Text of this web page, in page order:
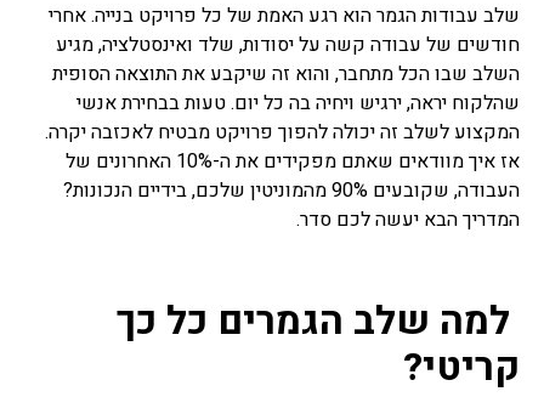
שלב עבודות הגמר הוא רגע האמת של כל פרויקט בנייה. אחרי
חודשים של עבודה קשה על יסודות, שלד ואינסטלציה, מגיע
השלב שבו הכל מתחבר, והוא זה שיקבע את התוצאה הסופית
שהלקוח יראה, ירגיש ויחיה בה כל יום. טעות בבחירת אנשי
המקצוע לשלב זה יכולה להפוך פרויקט מבטיח לאכזבה יקרה.
אז איך מוודאים שאתם מפקידים את ה-10% האחרונים של
העבודה, שקובעים 90% מהמוניטין שלכם, בידיים הנכונות?
המדריך הבא יעשה לכם סדר.
למה שלב הגמרים כל כך
קריטי?